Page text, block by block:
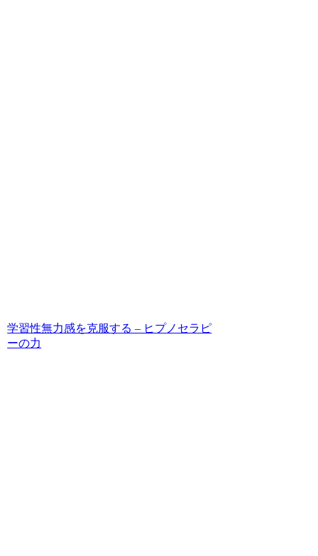
学習性無力感を克服する – ヒプノセラピ
ーの力